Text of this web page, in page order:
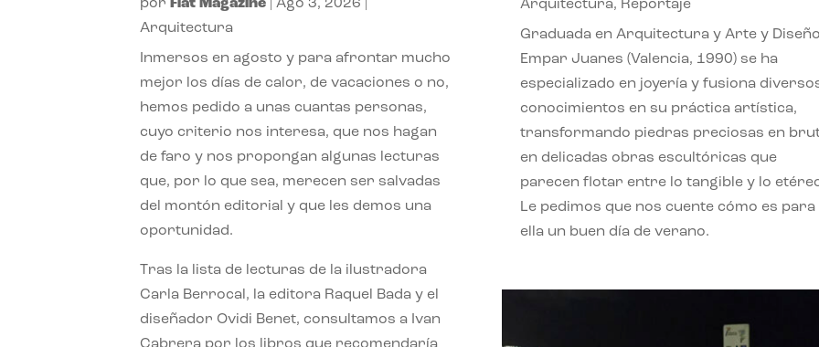
por Flat Magazine |Ago 3, 2026
Arquitectura
Inmersos en agosto y para afrontar mucho
mejor los días de calor, de vacaciones o no,
hemos pedido a unas cuantas personas,
cuyo criterio nos interesa, que nos hagan
de faro y nos propongan algunas lecturas
que, por lo que sea, merecen ser salvadas
del montón editorial y que les demos una
oportunidad.
Tras la lista de lecturas de la ilustradora
Carla Berrocal, la editora Raquel Bada y el
diseñador Ovidi Benet, consultamos a Ivan
Arquitectura, Reportaje
Graduada en Arquitectura y Arte y
Empar Juanes (Valencia, 1990) se ha
especializado en joyería y fusiona
conocimientos en su práctica artística,
transformando piedras preciosas en
en delicadas obras escultóricas que
parecen flotar entre lo tangible y lo
Le pedimos que nos cuente cómo es para
ella un buen día de verano.